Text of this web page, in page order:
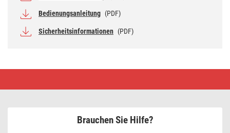
Bedienungsanleitung (PDF)
Sicherheitsinformationen (PDF)
Tauchhülse
Brauchen Sie Hilfe?